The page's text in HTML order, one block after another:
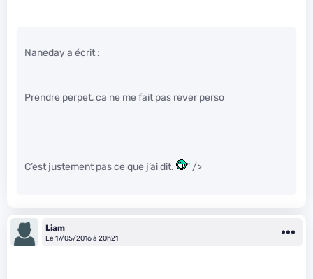
Naneday a écrit :
Prendre perpet, ca ne me fait pas rever perso
C’est justement pas ce que j’ai dit. " />
Liam
Le 17/05/2016 à 20h21